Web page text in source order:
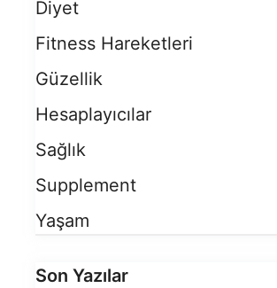
Diyet
Fitness Hareketleri
Güzellik
Hesaplayıcılar
Sağlık
Supplement
Yaşam
Son Yazılar